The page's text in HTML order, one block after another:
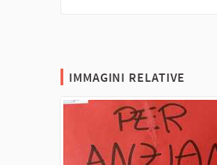
IMMAGINI RELATIVE